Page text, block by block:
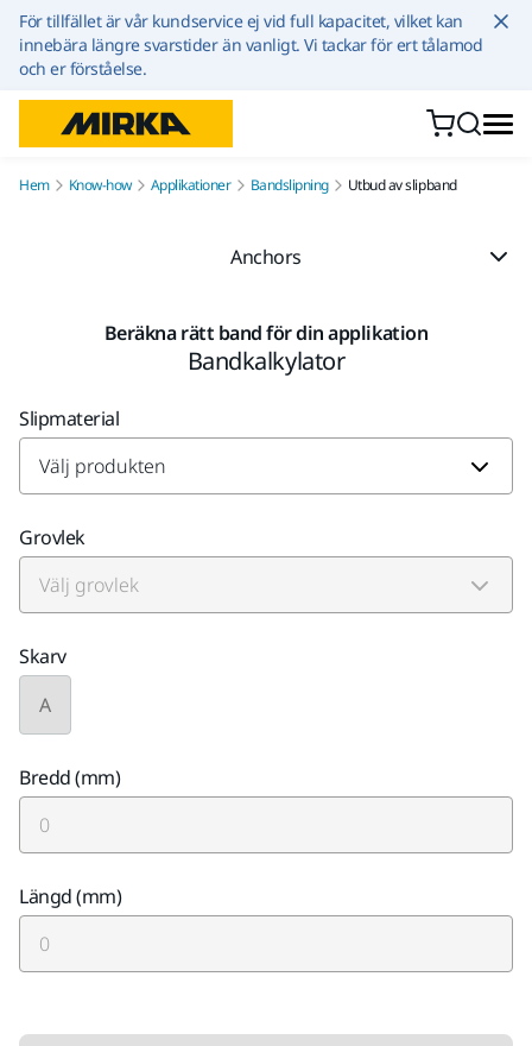
Hoppa till innehållet
För tillfället är vår kundservice ej vid full kapacitet, vilket kan
innebära längre svarstider än vanligt. Vi tackar för ert tålamod
och er förståelse.
Hem Know-how Applikationer Bandslipning Utbud av slipband
Anchors
Beräkna rätt band för din applikation
Bandkalkylator
Slipmaterial
Grovlek
Skarv
A
Bredd (mm)
Längd (mm)